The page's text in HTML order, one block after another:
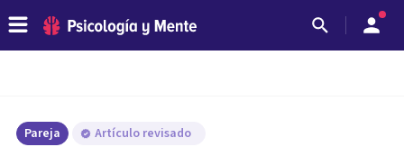
Pareja Artículo revisado